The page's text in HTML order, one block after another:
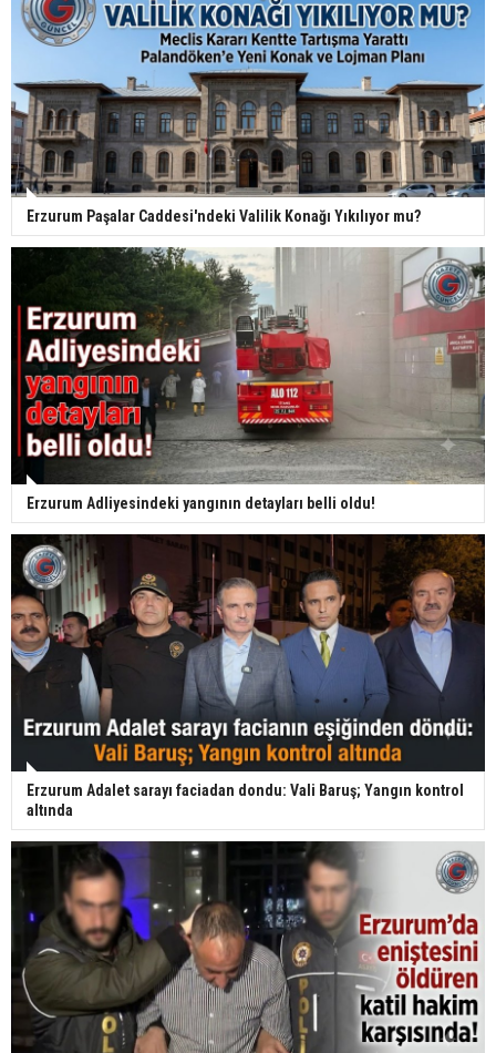
Erzurum Paşalar Caddesi'ndeki Valilik Konağı Yıkılıyor mu?
Erzurum Adliyesindeki yangının detayları belli oldu!
Erzurum Adalet sarayı faciadan dondu: Vali Baruş; Yangın kontrol
altında